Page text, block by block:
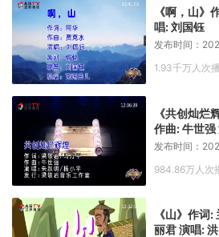
《啊，山》作词: 阿 华 作曲
唱: 刘国钰
发布时间：
1.93千万人次
《共创灿烂
发布时间：
984.86万人次
《山》作词: